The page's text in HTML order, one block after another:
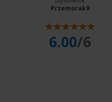
Przemorak9
6.00/6